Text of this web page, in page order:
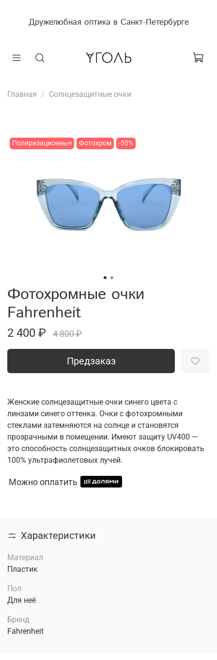
Дружелюбная оптика в Санкт-Петербурге
Главная Солнцезащитные очки
Поляризационные Фотохром -50%
Фотохромные очки
Fahrenheit
2 400 ₽ 4 800 ₽
Предзаказ
Женские солнцезащитные очки синего цвета с
линзами синего оттенка. Очки с фотохромными
стеклами затемняются на солнце и становятся
прозрачными в помещении. Имеют защиту UV400 —
это способность солнцезащитных очков блокировать
100% ультрафиолетовых лучей.
Можно оплатить
Характеристики
Материал
Пластик
Пол
Для неё
Бренд
Fahrenheit